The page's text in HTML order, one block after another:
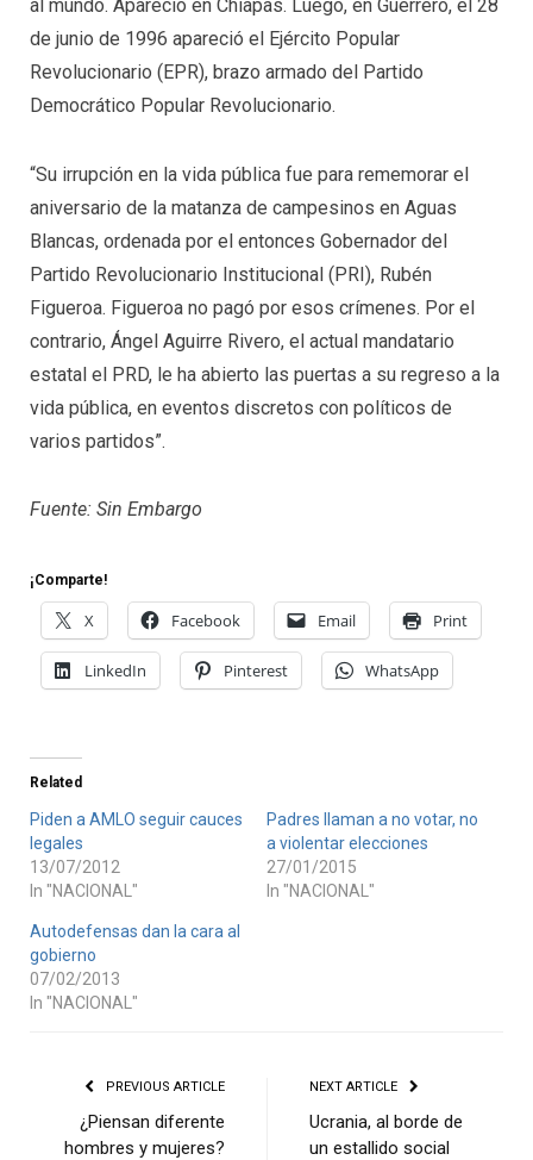
al mundo. Apareció en Chiapas. Luego, en Guerrero, el 28
de junio de 1996 apareció el Ejército Popular
Revolucionario (EPR), brazo armado del Partido
Democrático Popular Revolucionario.
“Su irrupción en la vida pública fue para rememorar el
aniversario de la matanza de campesinos en Aguas
Blancas, ordenada por el entonces Gobernador del
Partido Revolucionario Institucional (PRI), Rubén
Figueroa. Figueroa no pagó por esos crímenes. Por el
contrario, Ángel Aguirre Rivero, el actual mandatario
estatal el PRD, le ha abierto las puertas a su regreso a la
vida pública, en eventos discretos con políticos de
varios partidos”.
Fuente: Sin Embargo
¡Comparte!
X Facebook Email Print
LinkedIn Pinterest WhatsApp
Related
Piden a AMLO seguir cauces
legales
13/07/2012
In "NACIONAL"
Padres llaman a no votar, no
a violentar elecciones
27/01/2015
In "NACIONAL"
Autodefensas dan la cara al
gobierno
07/02/2013
In "NACIONAL"
PREVIOUS ARTICLE
¿Piensan diferente
hombres y mujeres?
NEXT ARTICLE
Ucrania, al borde de
un estallido social